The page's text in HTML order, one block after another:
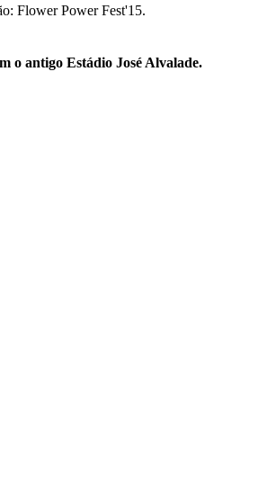
Flower Power Fest'15.
o antigo Estádio José Alvalade.